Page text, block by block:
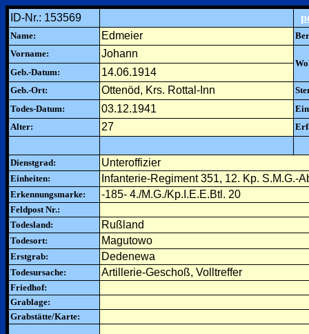
ID-Nr.: 153569
Name: Edmeier
Vorname:
Johann
Geb.-Datum:
14.06.1914
Geb.-Ort: Ottenöd, Krs. Rottal-Inn
Todes-Datum:
03.12.1941
Alter:
27
Dienstgrad: Unteroffizier
Einheiten: Infanterie-Regiment 351, 12. Kp. S.M.G.-
Erkennungsmarke: -185- 4./M.G./Kp.I.E.E.Btl. 20
Feldpost Nr.:
Todesland:
Rußland
Todesort: Magutowo
Erstgrab: Dedenewa
Todesursache: Artillerie-Geschoß, Volltreffer
Friedhof:
Grablage:
Grabstätte/Karte: